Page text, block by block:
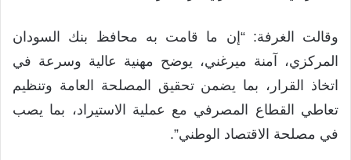
وقالت الغرفة: “إن ما قامت به محافظ بنك السودان
المركزي، آمنة ميرغني، يوضح مهنية عالية وسرعة في
اتخاذ القرار، بما يضمن تحقيق المصلحة العامة وتنظيم
تعاطي القطاع المصرفي مع عملية الاستيراد، بما يصب
في مصلحة الاقتصاد الوطني”.